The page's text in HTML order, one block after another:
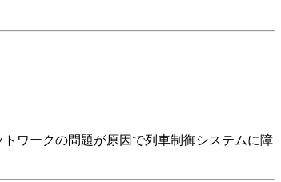
ワークの問題が原因で列車制御システムに障